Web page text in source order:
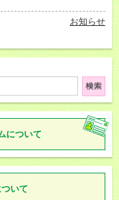
お知らせ
について
いて